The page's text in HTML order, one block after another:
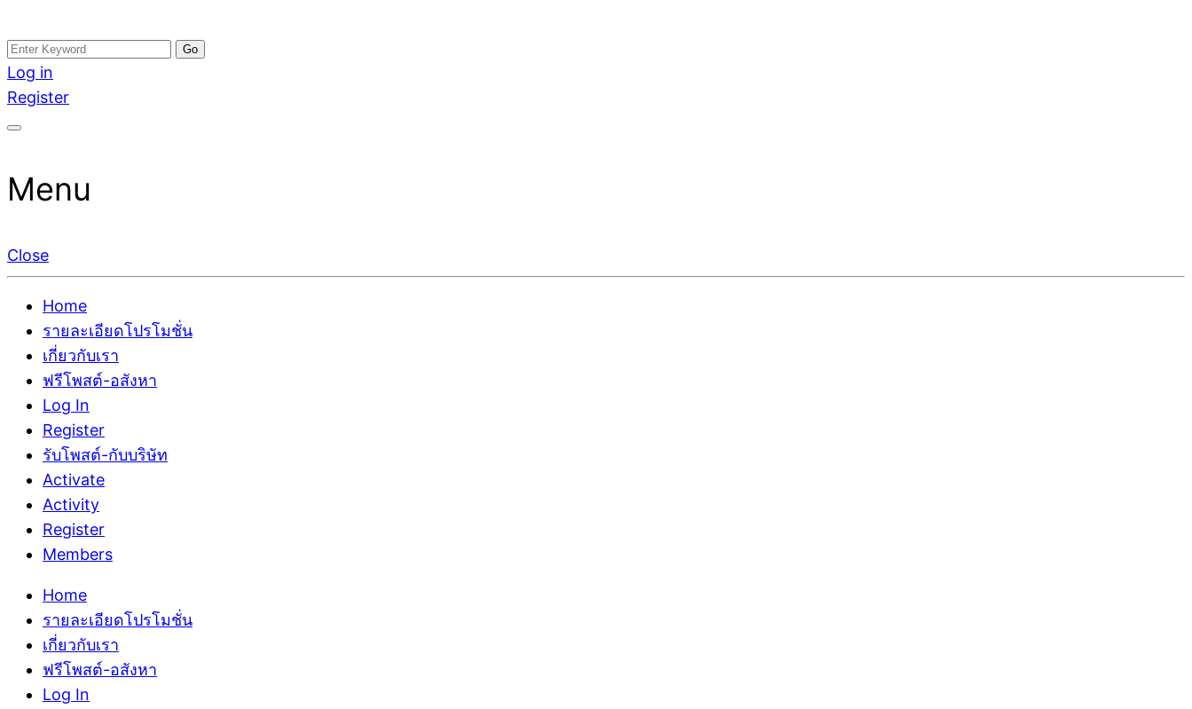
Skip
to
content
อสังหาโพสต์ รีวิวเยอะ รับจ้างโพสต์ขายบ้าน รับจ้างโพสต์อสังหา แตกต่างอย่างตั้งใจ รับรองผล อันดับ1 การโพสต์ขายอสังหา กับทีมงานบริษัท บ้าน ที่ดิน คอนโด
ติดGoogleหน้าแรกได้จริงๆ ใน 7 วัน
รับจ้างโพสอสังหา ขายบ้าน อสังหาโพสต์ เชื่อถือได้จริง รับโพสต์ ที่ดิน กับทีมงานบริษัท ถูกและดีที่สุด ไม่มีค่านายหน้า ขายได้จริงๆ ช่วยสร้างโอกาสในการขายได้มากกว่า ที่
เดียว ที่กล้าการันตีผลงาน ประสบการณ์กว่า20ปี ทีมงานมืออาชีพ ช่วยคุณขายบ้านมานาน ตัวจริง
Search
for:
Log in
Register
Menu
Close
Home
รายละเอียดโปรโมชั่น
เกี่ยวกับเรา
ฟรีโพสต์-อสังหา
Log In
Register
รับโพสต์-กับบริษัท
Activate
Activity
Register
Members
Home
รายละเอียดโปรโมชั่น
เกี่ยวกับเรา
ฟรีโพสต์-อสังหา
Log In